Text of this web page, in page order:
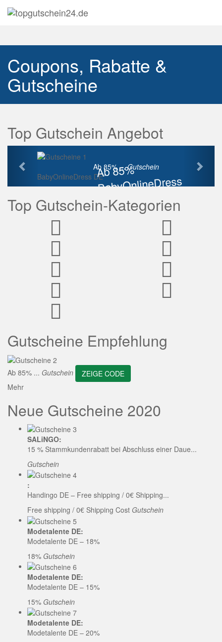
Coupons, Rabatte &
Gutscheine
Top Gutschein Angebot
Ab 85%
BabyOnlineDress
Rabatt
Ab 85% ...Gutschein
BabyOnlineDress DE
Vorherige
Top Gutschein-Kategorien
Gutscheine Empfehlung
Ab 85% ... Gutschein
ZEIGE CODE
Mehr
Neue Gutscheine 2020
SALiNGO:
15 % Stammkundenrabatt bei Abschluss einer Daue...
Gutschein
:
Handingo DE – Free shipping / 0€ Shipping...
Free shipping / 0€ Shipping Cost Gutschein
Modetalente DE:
Modetalente DE – 18%
18% Gutschein
Modetalente DE:
Modetalente DE – 15%
15% Gutschein
Modetalente DE:
Modetalente DE – 20%